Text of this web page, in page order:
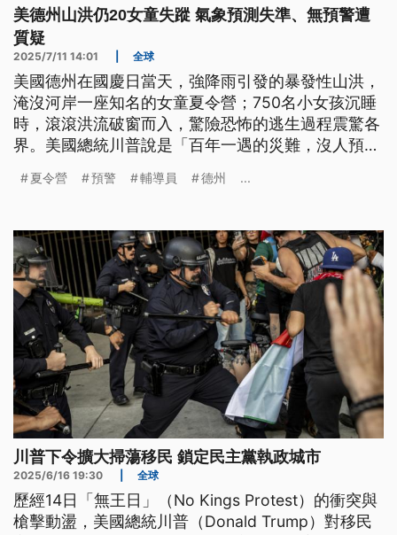
美德州山洪仍20女童失蹤 氣象預測失準、無預警遭
質疑
2025/7/11 14:01 全球
美國德州在國慶日當天，強降雨引發的暴發性山洪，
淹沒河岸一座知名的女童夏令營；750名小女孩沉睡
時，滾滾洪流破窗而入，驚險恐怖的逃生過程震驚各
界。美國總統川普說是「百年一遇的災難，沒人預料
援體系，全都亂了套。外界質疑政府削減緊急應變與
夏令營 預警 輔導員 德州 ...
川普下令擴大掃蕩移民 鎖定民主黨執政城市
2025/6/16 19:30 全球
歷經14日「無王日」（No Kings Protest）的衝突與
槍擊動盪，美國總統川普（Donald Trump）對移民